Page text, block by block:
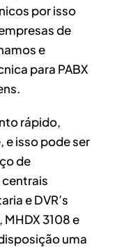
por isso
de
e
para PABX
rápido,
e isso pode ser
de
e DVR’s
3108 e
uma